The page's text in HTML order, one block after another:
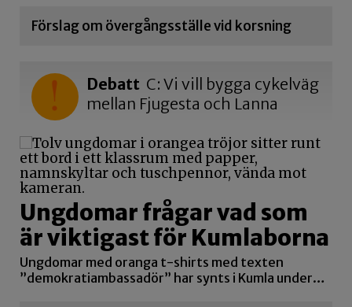
Förslag om övergångsställe vid korsning
Debatt C: Vi vill bygga cykelväg
mellan Fjugesta och Lanna
Ungdomar frågar vad som
är viktigast för Kumlaborna
Ungdomar med oranga t-shirts med texten
”demokratiambassadör” har synts i Kumla under…